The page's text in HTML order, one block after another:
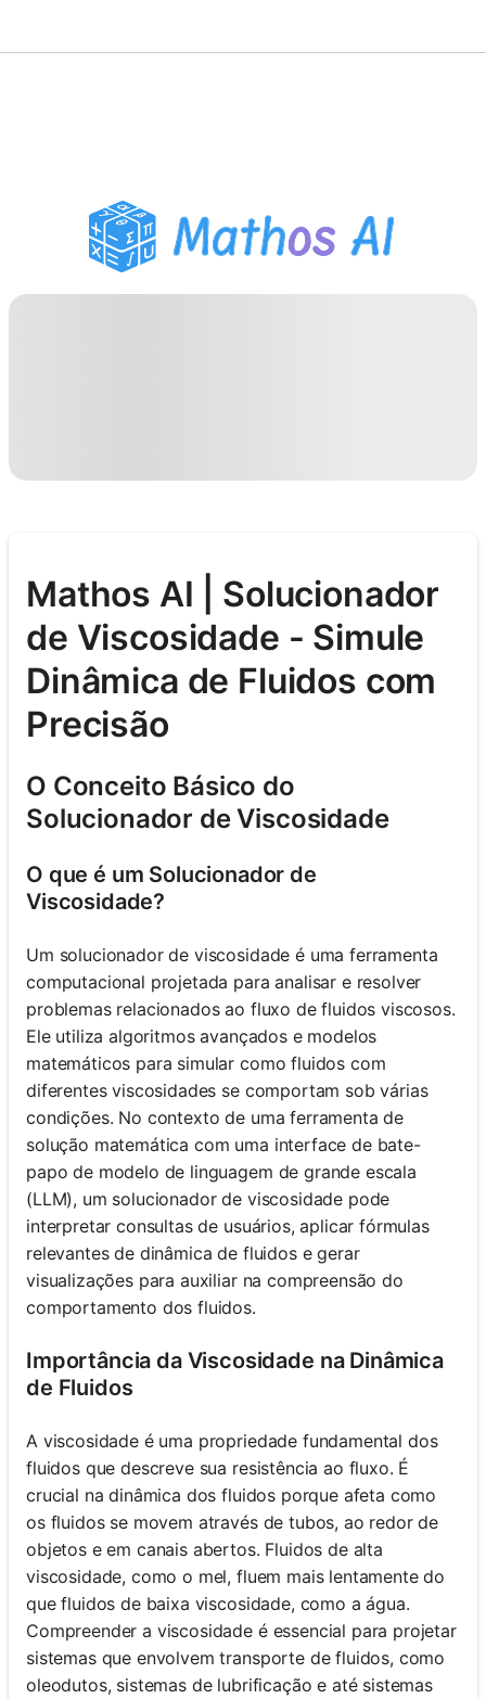
Auxiliar de Lição de Casa
PDF
Mathos AI | Solucionador
de Viscosidade - Simule
Dinâmica de Fluidos com
Precisão
O Conceito Básico do
Solucionador de Viscosidade
O que é um Solucionador de
Viscosidade?
Um solucionador de viscosidade é uma ferramenta
computacional projetada para analisar e resolver
problemas relacionados ao fluxo de fluidos viscosos.
Ele utiliza algoritmos avançados e modelos
matemáticos para simular como fluidos com
diferentes viscosidades se comportam sob várias
condições. No contexto de uma ferramenta de
solução matemática com uma interface de bate-
papo de modelo de linguagem de grande escala
(LLM), um solucionador de viscosidade pode
interpretar consultas de usuários, aplicar fórmulas
relevantes de dinâmica de fluidos e gerar
visualizações para auxiliar na compreensão do
comportamento dos fluidos.
Importância da Viscosidade na Dinâmica
de Fluidos
A viscosidade é uma propriedade fundamental dos
fluidos que descreve sua resistência ao fluxo. É
crucial na dinâmica dos fluidos porque afeta como
os fluidos se movem através de tubos, ao redor de
objetos e em canais abertos. Fluidos de alta
viscosidade, como o mel, fluem mais lentamente do
que fluidos de baixa viscosidade, como a água.
Compreender a viscosidade é essencial para projetar
sistemas que envolvem transporte de fluidos, como
oleodutos, sistemas de lubrificação e até sistemas